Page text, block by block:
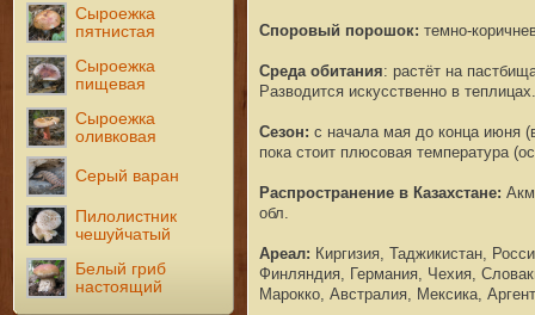
Сыроежка
пятнистая
Сыроежка
пищевая
Сыроежка
оливковая
Серый варан
Пилолистник
чешуйчатый
Белый гриб
настоящий
Споровый порошок: темно-
Среда обитания: растёт на
Разводится искусственно в теплицах.
Сезон: с начала мая до конца июня
пока стоит плюсовая температура
Распространение в Казахстане:
обл.
Ареал: Киргизия, Таджикистан,
Финляндия, Германия, Чехия,
Марокко, Австралия, Мексика,